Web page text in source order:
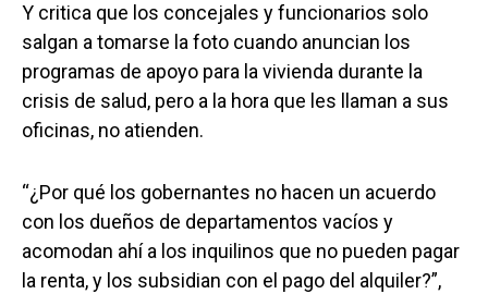
Y critica que los concejales y funcionarios solo
salgan a tomarse la foto cuando anuncian los
programas de apoyo para la vivienda durante la
crisis de salud, pero a la hora que les llaman a sus
oficinas, no atienden.
“¿Por qué los gobernantes no hacen un acuerdo
con los dueños de departamentos vacíos y
acomodan ahí a los inquilinos que no pueden pagar
la renta, y los subsidian con el pago del alquiler?”,